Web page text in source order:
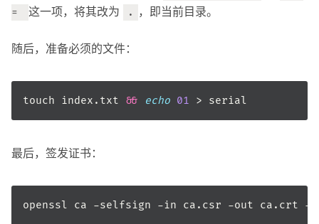
=
这一项，将其改为 . ，即当前目录。
随后，准备必须的文件：
touch index.txt && echo 01
最后，签发证书：